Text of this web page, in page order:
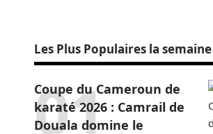
Les Plus Populaires la
Coupe du Cameroun de
karaté 2026 : Camrail de
Douala domine le